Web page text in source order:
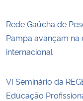
Rede Gaúcha de
Pampa avançam
internacional
VI Seminário da
Educação